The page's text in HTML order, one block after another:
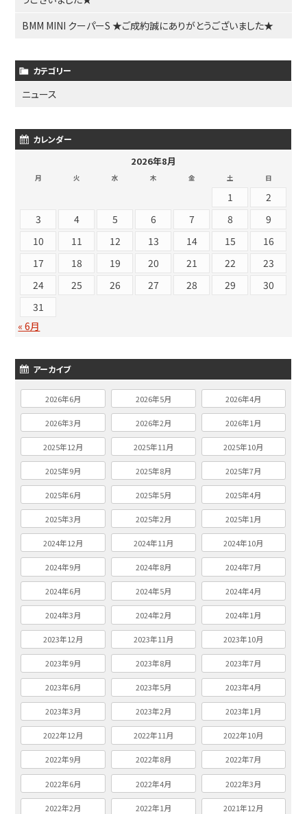
BMM MINI クーパーS ★ご成約誠にありがとうございました★
カテゴリー
ニュース
カレンダー
2026年8月
月 火 水 木 金 土 日
1
2
3
4 5 6 7 8
9
10
11 12 13 14 15
16
17
18 19 20 21 22
23
24
25 26 27 28 29
30
31
« 6月
アーカイブ
2026年6月 2026年5月 2026年4月
2026年3月 2026年2月 2026年1月
2025年12月 2025年11月 2025年10月
2025年9月 2025年8月 2025年7月
2025年6月 2025年5月 2025年4月
2025年3月 2025年2月 2025年1月
2024年12月 2024年11月 2024年10月
2024年9月 2024年8月 2024年7月
2024年6月 2024年5月 2024年4月
2024年3月 2024年2月 2024年1月
2023年12月 2023年11月 2023年10月
2023年9月 2023年8月 2023年7月
2023年6月 2023年5月 2023年4月
2023年3月 2023年2月 2023年1月
2022年12月 2022年11月 2022年10月
2022年9月 2022年8月 2022年7月
2022年6月 2022年4月 2022年3月
2022年2月 2022年1月 2021年12月